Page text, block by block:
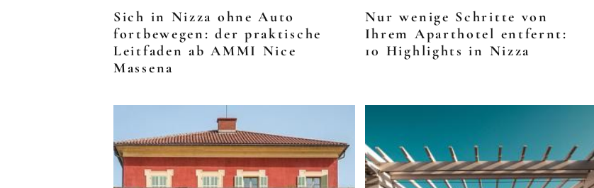
Sich in Nizza ohne Auto
fortbewegen: der praktische
Leitfaden ab AMMI Nice
Massena
Nur wenige Schritte von
Ihrem Aparthotel entfernt:
10 Highlights in Nizza